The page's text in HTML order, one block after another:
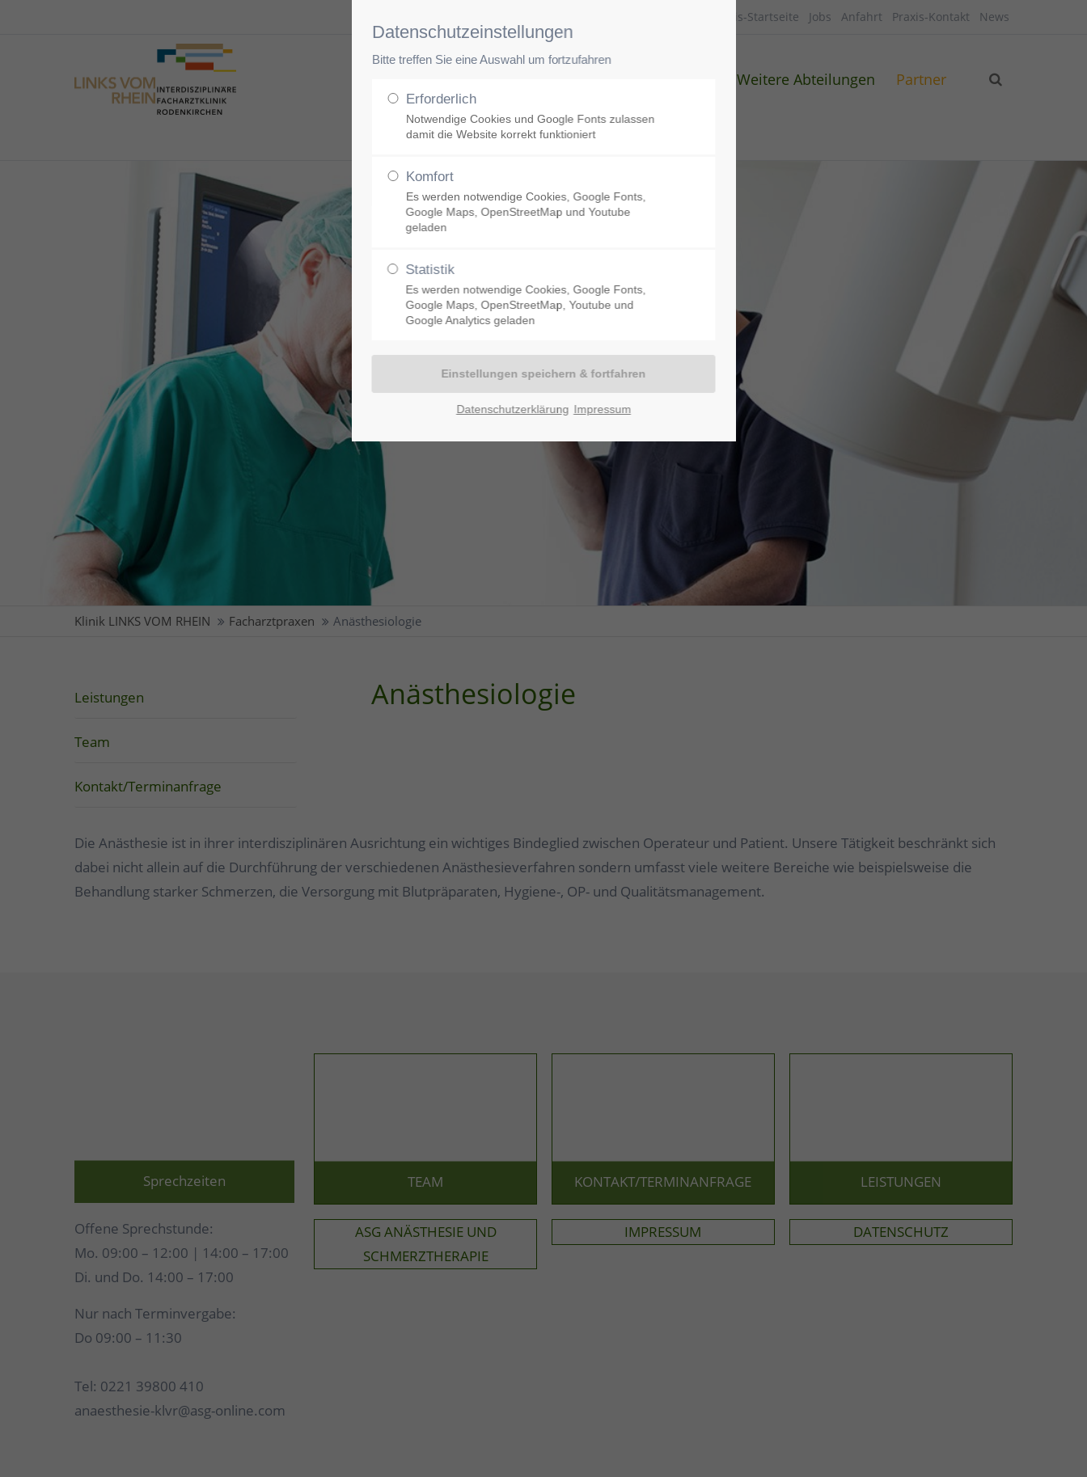
Praxis-Startseite Jobs Anfahrt Praxis-Kontakt News
Weitere Abteilungen Partner
Klinik LINKS VOM RHEIN Facharztpraxen Anästhesiologie
Leistungen
Team
Kontakt/Terminanfrage
Anästhesiologie
Die Anästhesie ist in ihrer interdisziplinären Ausrichtung ein wichtiges Bindeglied zwischen Operateur und Patient. Unsere Tätigkeit beschränkt sich
dabei nicht allein auf die Durchführung der verschiedenen Anästhesieverfahren sondern umfasst viele weitere Bereiche wie beispielsweise die
Behandlung starker Schmerzen, die Versorgung mit Blutpräparaten, Hygiene-, OP- und Qualitätsmanagement.
Sprechzeiten
Offene Sprechstunde:
Mo. 09:00 – 12:00 | 14:00 – 17:00
Di. und Do. 14:00 – 17:00
Nur nach Terminvergabe:
Do 09:00 – 11:30
Tel: 0221 39800 410
anaesthesie-klvr@asg-online.com
TEAM KONTAKT/TERMINANFRAGE LEISTUNGEN
ASG ANÄSTHESIE UND
SCHMERZTHERAPIE
IMPRESSUM DATENSCHUTZ
Datenschutzeinstellungen
Bitte treffen Sie eine Auswahl um fortzufahren
Erforderlich
Notwendige Cookies und Google Fonts zulassen
damit die Website korrekt funktioniert
Komfort
Es werden notwendige Cookies, Google Fonts,
Google Maps, OpenStreetMap und Youtube
geladen
Statistik
Es werden notwendige Cookies, Google Fonts,
Google Maps, OpenStreetMap, Youtube und
Google Analytics geladen
Datenschutzerklärung Impressum